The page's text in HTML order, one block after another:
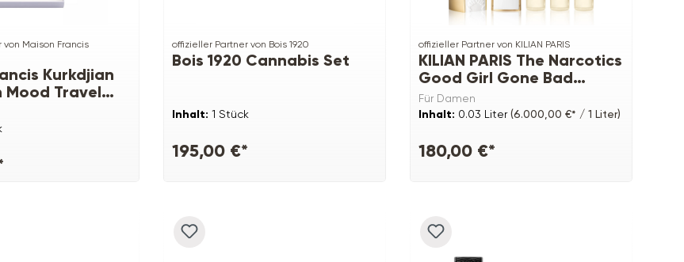
Maison Francis
Kurkdjian
Mood Travel
offizieller Partner von Bois 1920
Bois 1920 Cannabis Set
Inhalt: 1 Stück
195,00 €*
offizieller Partner von KILIAN PARIS
KILIAN PARIS The Narcotics
Good Girl Gone Bad
Travel Set
Für Damen
Inhalt: 0.03 Liter(6.000,00 €* / 1 Liter)
180,00 €*